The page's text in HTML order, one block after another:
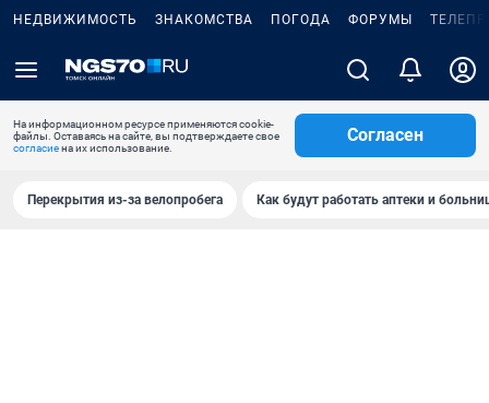
НЕДВИЖИМОСТЬ ЗНАКОМСТВА ПОГОДА ФОРУМЫ
На информационном ресурсе применяются cookie-
файлы. Оставаясь на сайте, вы подтверждаете свое
согласиена их использование.
Согласен
Перекрытия из-за велопробега Как будут работать аптеки и